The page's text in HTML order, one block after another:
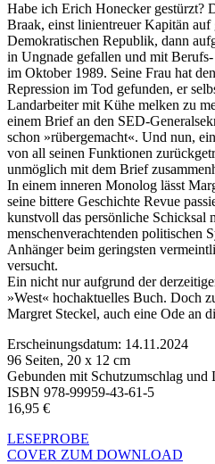
Habe ich Erich Honecker gestürzt?
Braak, einst linientreuer Kapitän
Demokratischen Republik, dann
in Ungnade gefallen und mit
im Oktober 1989. Seine Frau hat
Repression im Tod gefunden, er
Landarbeiter mit Kühe melken zu
einem Brief an den SED-
schon »rübergemacht«. Und nun,
von all seinen Funktionen
unmöglich mit dem Brief
In einem inneren Monolog lässt
seine bittere Geschichte Revue
kunstvoll das persönliche Schicksal
menschenverachtenden politischen
Anhänger beim geringsten
versucht.
Ein nicht nur aufgrund der
»West« hochaktuelles Buch. Doch
Margret Steckel, auch eine Ode an
Erscheinungsdatum: 14.11.2024
96 Seiten, 20 x 12 cm
Gebunden mit Schutzumschlag und
ISBN 978-99959-43-61-5
16,95 €
LESEPROBE
COVER ZUM DOWNLOAD